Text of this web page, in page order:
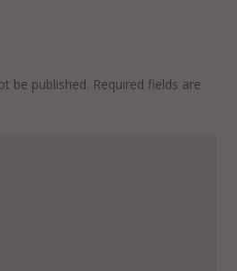
be published. Required fields are